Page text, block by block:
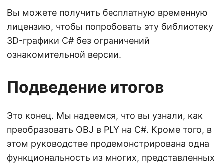
Вы можете получить бесплатную временную
лицензию, чтобы попробовать эту библиотеку
3D-графики C# без ограничений
ознакомительной версии.
Подведение итогов
Это конец. Мы надеемся, что вы узнали, как
преобразовать OBJ в PLY на C#. Кроме того, в
этом руководстве продемонстрирована одна
функциональность из многих, представленных